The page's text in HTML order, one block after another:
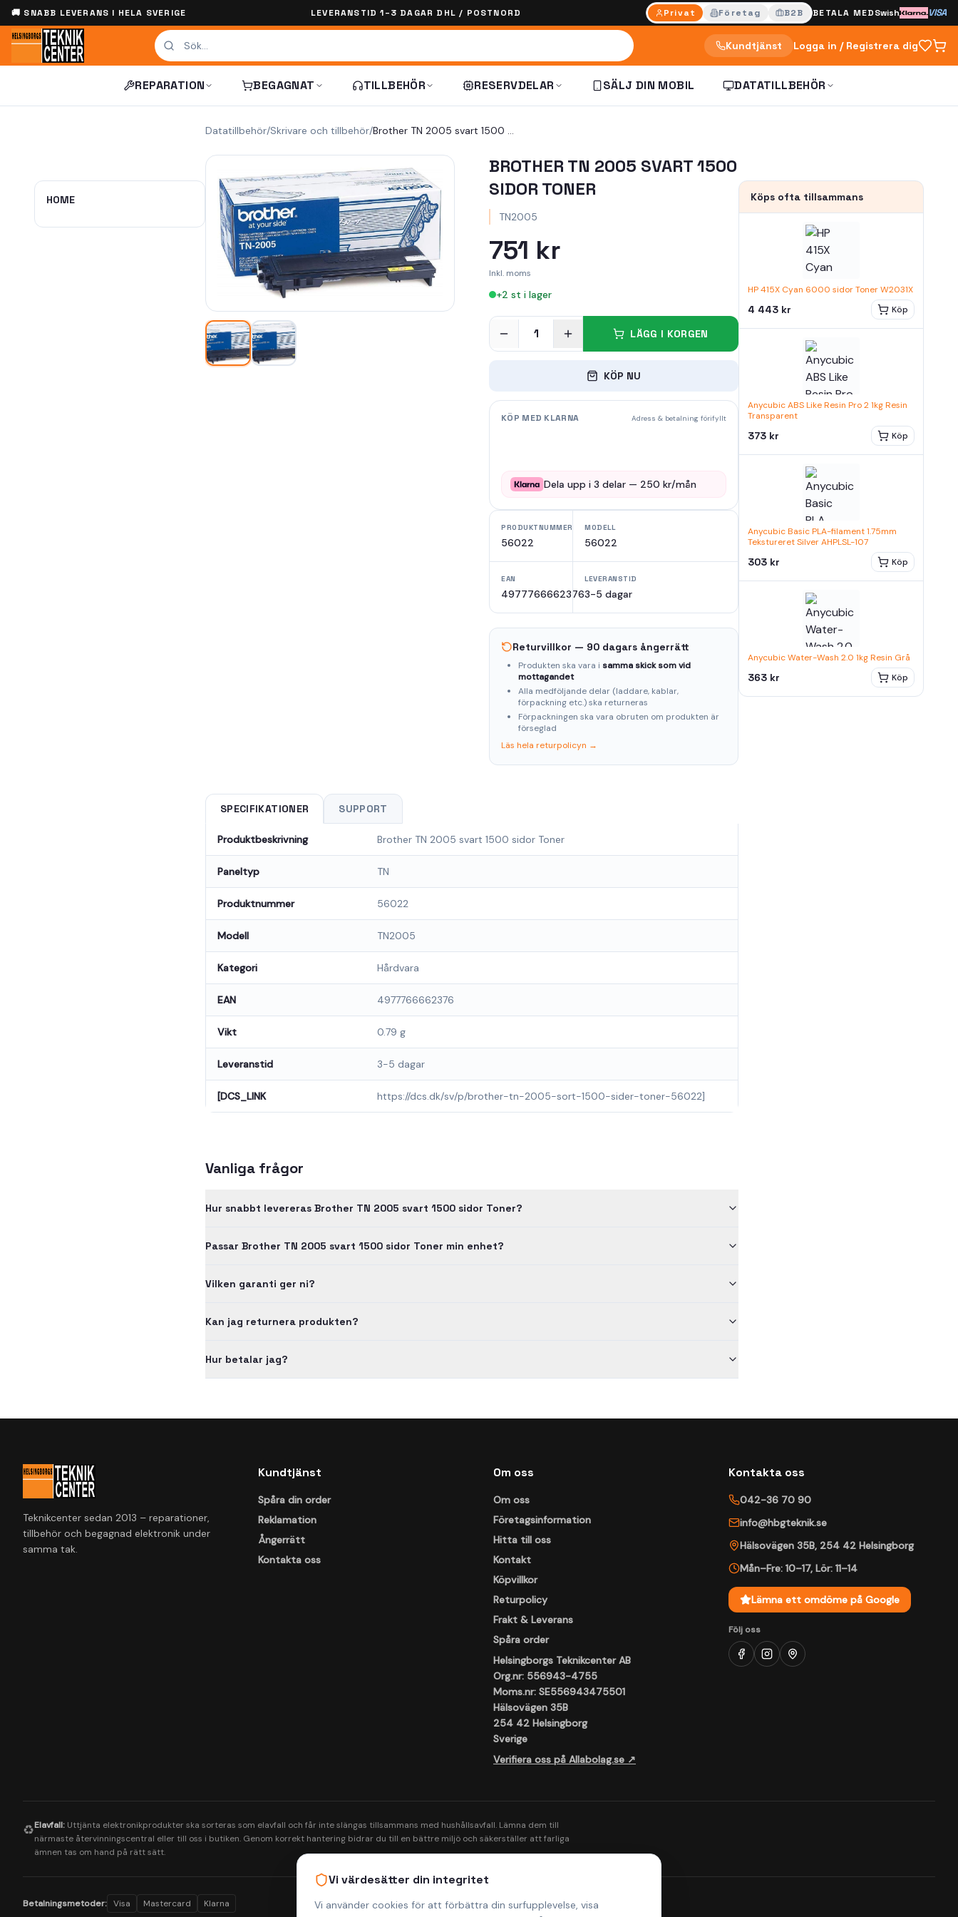
Vi värdesätter din integritet
Vi använder cookies för att förbättra din surfupplevelse, visa
🚚 SNABB LEVERANS I HELA SVERIGE LEVERANSTID 1–3 DAGAR DHL / POSTNORD Privat Företag B2B BETALA MEDSwish VISA
Kundtjänst Logga in / Registrera dig
REPARATION BEGAGNAT TILLBEHÖR RESERVDELAR SÄLJ DIN MOBIL DATATILLBEHÖR
HOME
Datatillbehör/Skrivare och tillbehör/ Brother TN 2005 svart 1500 sidor Toner
BROTHER TN 2005 SVART 1500
SIDOR TONER
TN2005
751 kr
Inkl. moms
+2 st i lager
1 LÄGG I KORGEN
KÖP NU
KÖP MED KLARNA Adress & betalning förifyllt
Dela upp i3 delar — 250 kr/mån
PRODUKTNUMMER
56022
MODELL
56022
EAN
4977766662376
LEVERANSTID
3-5 dagar
Returvillkor — 90 dagars ångerrätt
Produkten ska vara i samma skick som vid
mottagandet
Alla medföljande delar (laddare, kablar,
förpackning etc.) ska returneras
Förpackningen ska vara obruten om produkten är
förseglad
Läs hela returpolicyn →
SPECIFIKATIONER SUPPORT
Produktbeskrivning Brother TN 2005 svart 1500 sidor Toner
Paneltyp TN
Produktnummer 56022
Modell TN2005
Kategori Hårdvara
EAN 4977766662376
Vikt 0.79 g
Leveranstid 3-5 dagar
[DCS_LINK https://dcs.dk/sv/p/brother-tn-2005-sort-1500-sider-toner-56022]
Vanliga frågor
Hur snabbt levereras Brother TN 2005 svart 1500 sidor Toner?
Passar Brother TN 2005 svart 1500 sidor Toner min enhet?
Vilken garanti ger ni?
Kan jag returnera produkten?
Hur betalar jag?
Köps ofta tillsammans
HP 415X Cyan 6000 sidor Toner W2031X
4 443 kr Köp
Anycubic ABS Like Resin Pro 2 1kg Resin
Transparent
373 kr Köp
Anycubic Basic PLA-filament 1.75mm
Tekstureret Silver AHPLSL-107
303 kr Köp
Anycubic Water-Wash 2.0 1kg Resin Grå
363 kr Köp
Teknikcenter sedan 2013 – reparationer,
tillbehör och begagnad elektronik under
samma tak.
Kundtjänst
Spåra din order
Reklamation
Ångerrätt
Kontakta oss
Om oss
Om oss
Företagsinformation
Hitta till oss
Kontakt
Köpvillkor
Returpolicy
Frakt & Leverans
Spåra order
Helsingborgs Teknikcenter AB
Org.nr: 556943-4755
Moms.nr: SE556943475501
Hälsovägen 35B
254 42 Helsingborg
Sverige
Verifiera oss på Allabolag.se ↗
Kontakta oss
042-36 70 90
info@hbgteknik.se
Hälsovägen 35B, 254 42 Helsingborg
Mån–Fre: 10–17, Lör: 11–14
Lämna ett omdöme på Google
Följ oss
♻️Elavfall: Uttjänta elektronikprodukter ska sorteras som elavfall och får inte slängas tillsammans med hushållsavfall. Lämna dem till
närmaste återvinningscentral eller till oss i butiken. Genom korrekt hantering bidrar du till en bättre miljö och säkerställer att farliga
ämnen tas om hand på rätt sätt.
Betalningsmetoder: Visa Mastercard Klarna